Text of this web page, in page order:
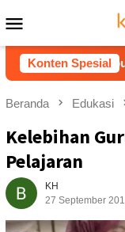
ke
kontenMobile
Konten Spesial
Ibu Hamil dan
Beranda Edukasi
Kelebihan
Pelajaran
KH
27 September